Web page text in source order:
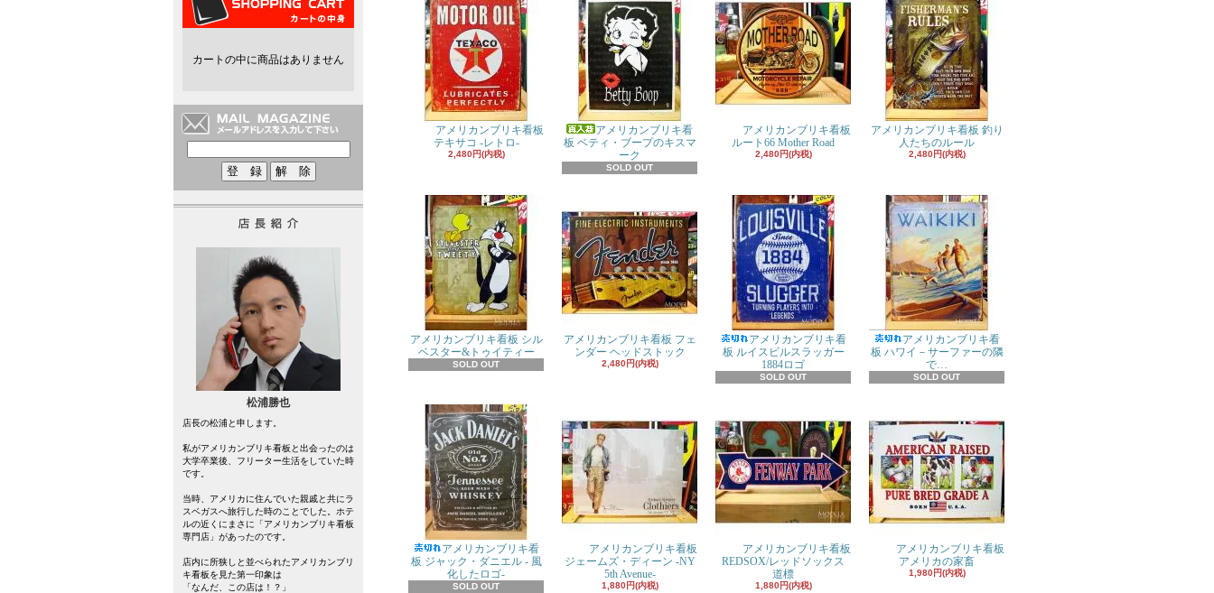
カートの中に商品はありません
松浦勝也
店長の松浦と申します。
私がアメリカンブリキ看板と出会ったのは
大学卒業後、フリーター生活をしていた時
です。
当時、アメリカに住んでいた親戚と共にラ
スベガスへ旅行した時のことでした。ホテ
ルの近くにまさに「アメリカンブリキ看板
専門店」があったのです。
店内に所狭しと並べられたアメリカンブリ
キ看板を見た第一印象は
「なんだ、この店は！？」
アメリカンブリキ看板
テキサコ -レトロ-
2,480円(内税)
アメリカンブリキ看
板 ベティ・ブープのキスマ
ーク
SOLD OUT
アメリカンブリキ看板
ルート66 Mother Road
2,480円(内税)
アメリカンブリキ看板 釣り
人たちのルール
2,480円(内税)
アメリカンブリキ看板 シル
ベスター&トゥイティー
SOLD OUT
アメリカンブリキ看板 フェ
ンダー ヘッドストック
2,480円(内税)
アメリカンブリキ看
板 ルイスビルスラッガー
1884ロゴ
SOLD OUT
アメリカンブリキ看
板 ハワイ－サーファーの隣
で…
SOLD OUT
アメリカンブリキ看
板 ジャック・ダニエル - 風
化したロゴ-
SOLD OUT
アメリカンブリキ看板
ジェームズ・ディーン -NY
5th Avenue-
1,880円(内税)
アメリカンブリキ看板
REDSOX/レッドソックス
道標
1,880円(内税)
アメリカンブリキ看板
アメリカの家畜
1,980円(内税)